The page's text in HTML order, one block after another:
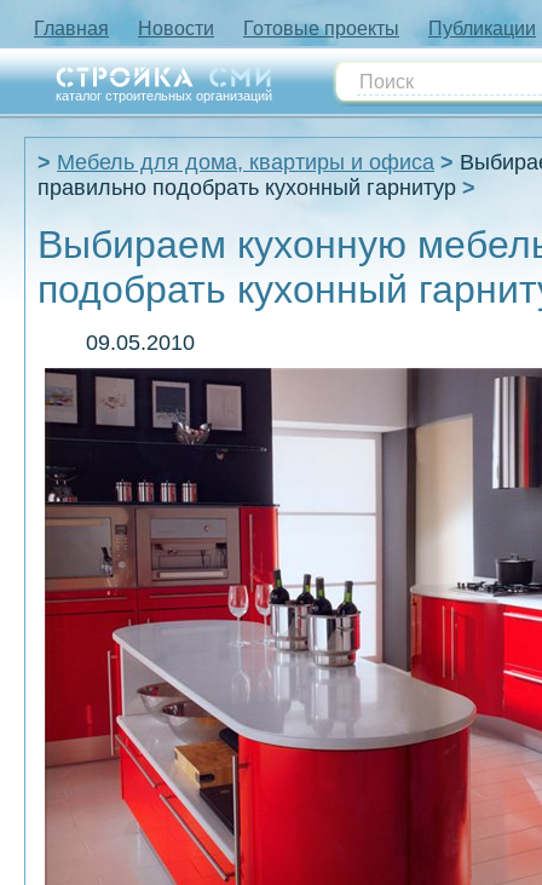
Главная Новости Готовые проекты Публикации
каталог строительных организаций
Мебель для дома, квартиры и офиса
правильно подобрать кухонный гарнитур
Выбираем кухонную
подобрать кухонный
09.05.2010